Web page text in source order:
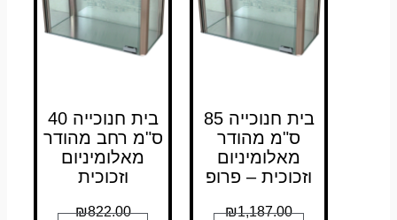
בית חנוכייה 85
ס"מ מהודר
מאלומיניום
וזכוכית – פרופ
₪1,187.00
בית חנוכייה 40
ס"מ רחב מהודר
מאלומיניום
וזכוכית
₪822.00